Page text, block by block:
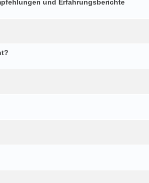
und Erfahrungsberichte